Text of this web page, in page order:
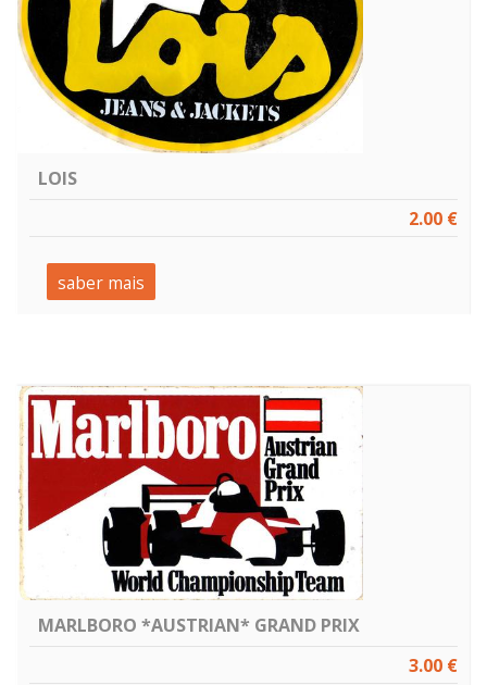
LOIS
2.00 €
saber mais
MARLBORO *AUSTRIAN* GRAND PRIX
3.00 €